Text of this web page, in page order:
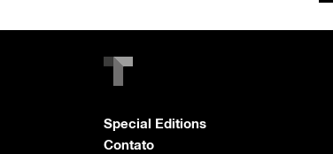
Special Editions
Contato